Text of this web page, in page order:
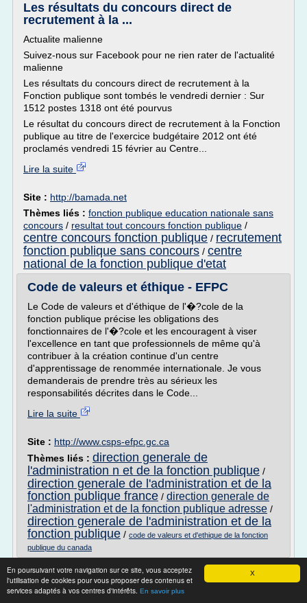
X
En poursuivant votre navigation sur ce site, vous acceptez
l'utilisation de cookies pour vous proposer des contenus et
services adaptés à vos centres d'intérêts. En savoir plus
Les résultats du concours direct de
recrutement à la ...
Actualite malienne
Suivez-nous sur Facebook pour ne rien rater de l'actualité
malienne
Les résultats du concours direct de recrutement à la
Fonction publique sont tombés le vendredi dernier : Sur
1512 postes 1318 ont été pourvus
Le résultat du concours direct de recrutement à la Fonction
publique au titre de l'exercice budgétaire 2012 ont été
proclamés vendredi 15 février au Centre...
Lire la suite
Site : http://bamada.net
Thèmes liés : fonction publique education nationale sans
concours / resultat tout concours fonction publique /
centre concours fonction publique / recrutement
fonction publique sans concours / centre
national de la fonction publique d'etat
Code de valeurs et éthique - EFPC
Le Code de valeurs et d'éthique de l'�?cole de la
fonction publique précise les obligations des
fonctionnaires de l'�?cole et les encouragent à viser
l'excellence en tant que professionnels de même qu'à
contribuer à la création continue d'un centre
d'apprentissage de renommée internationale. Je vous
demanderais de prendre très au sérieux les
responsabilités décrites dans le Code...
Lire la suite
Site : http://www.csps-efpc.gc.ca
Thèmes liés : direction generale de
l'administration n et de la fonction publique /
direction generale de l'administration et de la
fonction publique france / direction generale de
l'administration et de la fonction publique adresse /
direction generale de l'administration et de la
fonction publique / code de valeurs et d'ethique de la fonction
publique du canada
La formation continue dans la fonction
publique (système ...